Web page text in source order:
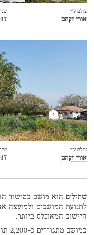
צולם ע״י
אורי זקהם
צולם ע״י
אורי זקהם
שְׁתוּלִים הוא מושב במישור
לתנועת המושבים ולמועצה
היישוב המאוכלס ביותר.
במושב מתגוררים כ-2,200 תושבים (נכון לשנת 2022).